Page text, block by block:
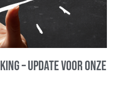
– update voor onze